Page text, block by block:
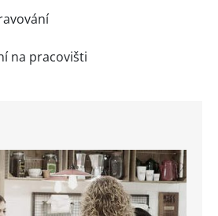
na pracovišti